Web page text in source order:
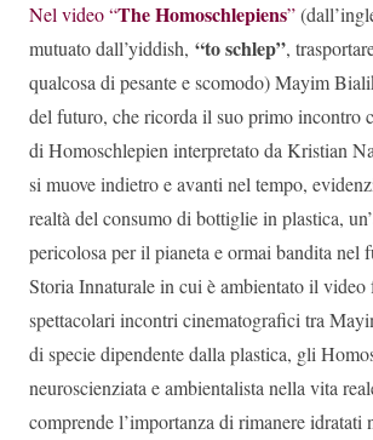
Nel video “The Homoschlepiens”
mutuato dall’yiddish, “to schlep”,
qualcosa di pesante e scomodo) Mayim
del futuro, che ricorda il suo primo incontro
di Homoschlepien interpretato da Kristian
si muove indietro e avanti nel tempo,
realtà del consumo di bottiglie in plastica,
pericolosa per il pianeta e ormai bandita nel
Storia Innaturale in cui è ambientato il video
spettacolari incontri cinematografici tra
di specie dipendente dalla plastica, gli
neuroscienziata e ambientalista nella vita
comprende l’importanza di rimanere idratati